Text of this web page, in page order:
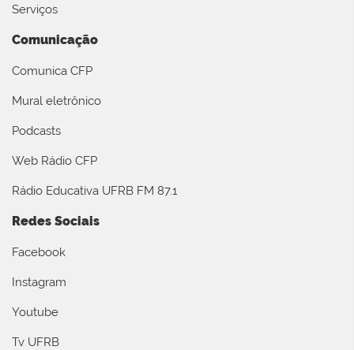
Serviços
Comunicação
Comunica CFP
Mural eletrônico
Podcasts
Web Rádio CFP
Rádio Educativa UFRB FM 87.1
Redes Sociais
Facebook
Instagram
Youtube
Tv UFRB